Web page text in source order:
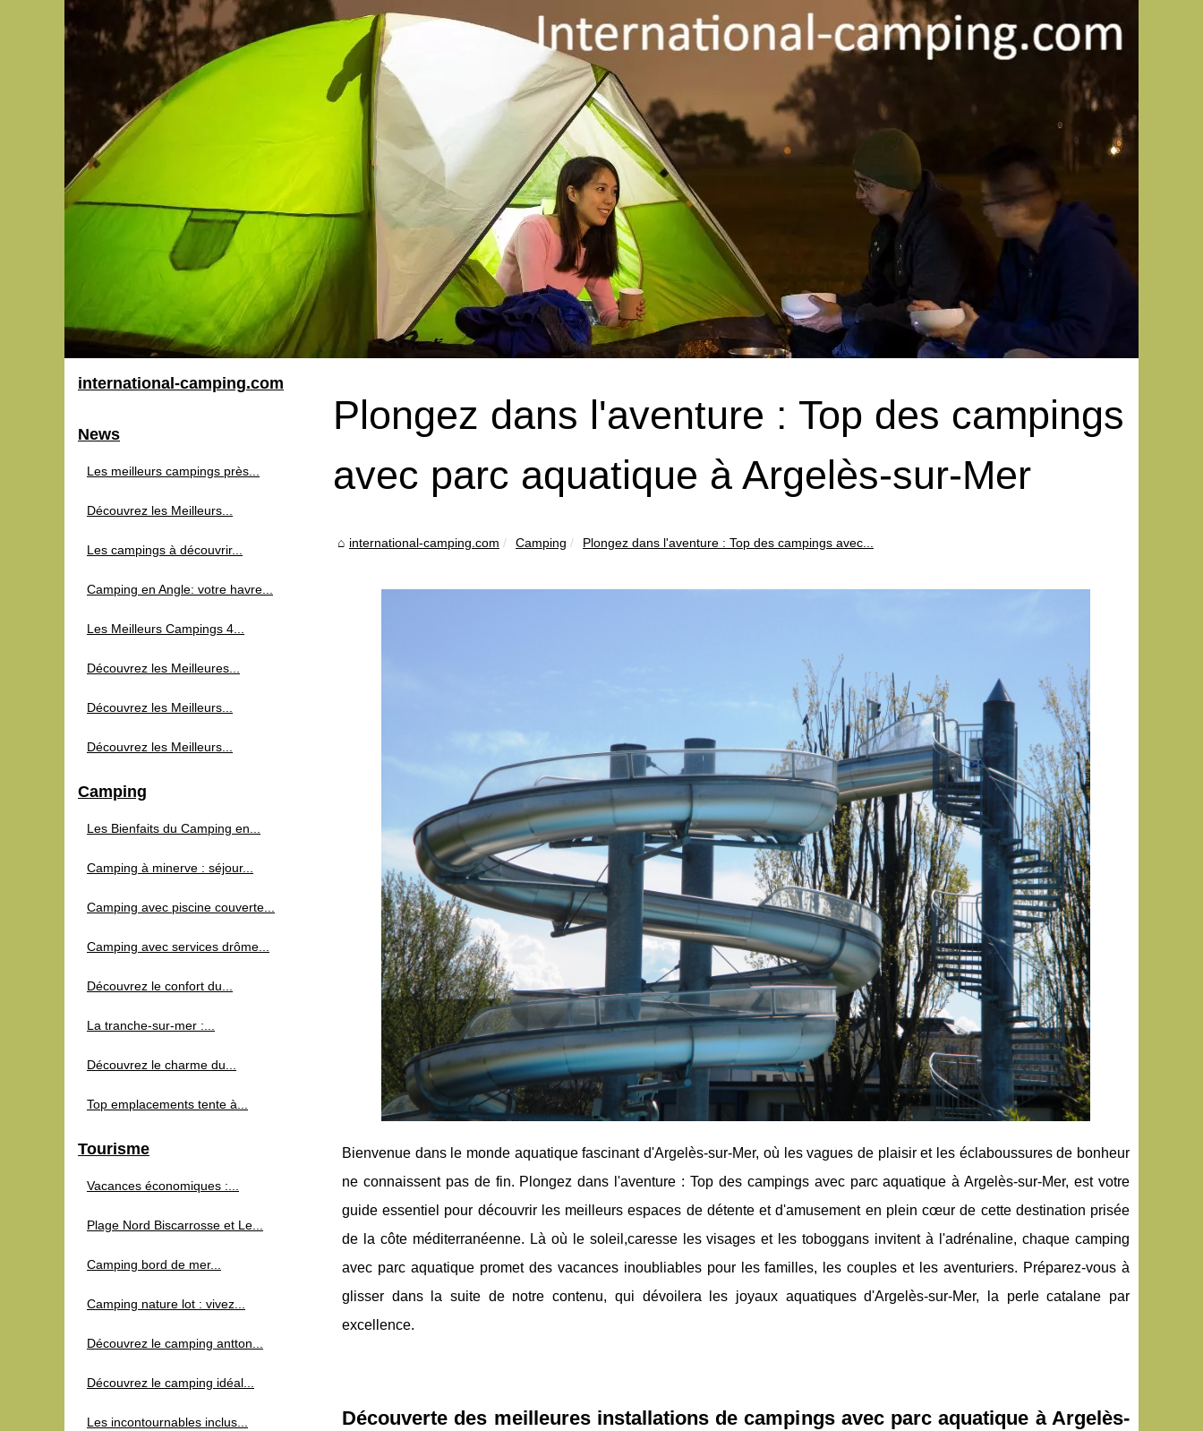
Plongez dans l'aventure : Top des campings
avec parc aquatique à Argelès-sur-Mer
international-camping.com Camping Plongez dans l'aventure : Top des campings avec...
Bienvenue dans le monde aquatique fascinant d'Argelès-sur-Mer, où les vagues de plaisir et les éclaboussures de bonheur
ne connaissent pas de fin. Plongez dans l'aventure : Top des campings avec parc aquatique à Argelès-sur-Mer, est votre
guide essentiel pour découvrir les meilleurs espaces de détente et d'amusement en plein cœur de cette destination prisée
de la côte méditerranéenne. Là où le soleil,caresse les visages et les toboggans invitent à l'adrénaline, chaque camping
avec parc aquatique promet des vacances inoubliables pour les familles, les couples et les aventuriers. Préparez-vous à
glisser dans la suite de notre contenu, qui dévoilera les joyaux aquatiques d'Argelès-sur-Mer, la perle catalane par
excellence.
Découverte des meilleures installations de campings avec parc aquatique à Argelès-
international-camping.com
News
Les meilleurs campings près...
Découvrez les Meilleurs...
Les campings à découvrir...
Camping en Angle: votre havre...
Les Meilleurs Campings 4...
Découvrez les Meilleures...
Découvrez les Meilleurs...
Découvrez les Meilleurs...
Camping
Les Bienfaits du Camping en...
Camping à minerve : séjour...
Camping avec piscine couverte...
Camping avec services drôme...
Découvrez le confort du...
La tranche-sur-mer :...
Découvrez le charme du...
Top emplacements tente à...
Tourisme
Vacances économiques :...
Plage Nord Biscarrosse et Le...
Camping bord de mer...
Camping nature lot : vivez...
Découvrez le camping antton...
Découvrez le camping idéal...
Les incontournables inclus...